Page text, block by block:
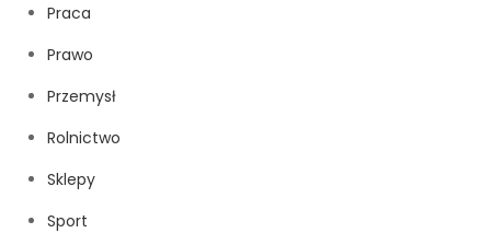
Praca
Prawo
Przemysł
Rolnictwo
Sklepy
Sport